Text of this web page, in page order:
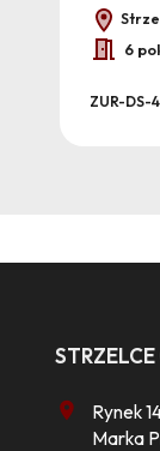
6
ZUR-DS-
Rynek
Marka